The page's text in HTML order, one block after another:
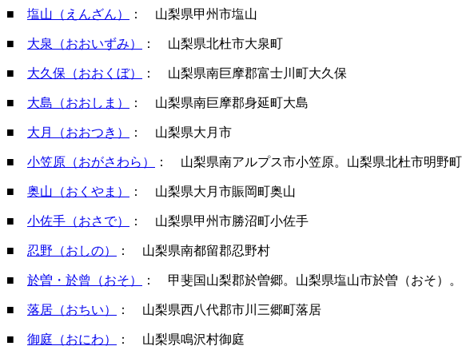
■ 塩山（えんざん） ： 山梨県甲州市塩山
■ 大泉（おおいずみ） ： 山梨県北杜市大泉町
■ 大久保（おおくぼ） ： 山梨県南巨摩郡富士川町大久保
■ 大島（おおしま） ： 山梨県南巨摩郡身延町大島
■ 大月（おおつき） ： 山梨県大月市
■ 小笠原（おがさわら） ： 山梨県南アルプス市小笠原。山梨県北杜市明野町
■ 奥山（おくやま） ： 山梨県大月市賑岡町奥山
■ 小佐手（おさで） ： 山梨県甲州市勝沼町小佐手
■ 忍野（おしの） ： 山梨県南都留郡忍野村
■ 於曽・於曾（おそ） ： 甲斐国山梨郡於曽郷。山梨県塩山市於曽（おそ）。
■ 落居（おちい） ： 山梨県西八代郡市川三郷町落居
■ 御庭（おにわ） ： 山梨県鳴沢村御庭